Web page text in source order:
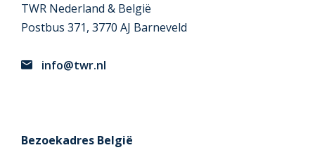
TWR Nederland & België
Postbus 371, 3770 AJ Barneveld
info@twr.nl
Bezoekadres België